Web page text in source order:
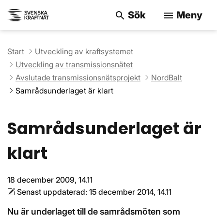
search Sök menu Meny
Start
Utveckling av kraftsystemet
Utveckling av transmissionsnätet
Avslutade transmissionsnätsprojekt
NordBalt
Samrådsunderlaget är klart
Samrådsunderlaget är
klart
18 december 2009, 14.11
Senast uppdaterad: 15 december 2014, 14.11
Nu är underlaget till de samrådsmöten som